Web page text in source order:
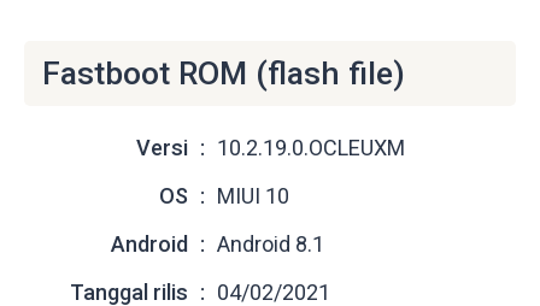
Fastboot ROM (flash file)
Versi
10.2.19.0.OCLEUXM
OS
MIUI 10
Android
Android 8.1
Tanggal rilis
04/02/2021